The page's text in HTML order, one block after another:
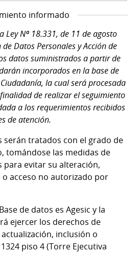
informado
Ley Nº 18.331, de 11 de agosto
Datos Personales y Acción de
datos suministrados a partir de
incorporados en la base de
la cual será procesada
de realizar el seguimiento
a los requerimientos recibidos
de atención.
serán tratados con el grado de
tomándose las medidas de
para evitar su alteración,
acceso no autorizado por
de datos es Agesic y la
ejercer los derechos de
inclusión o
piso 4 (Torre Ejecutiva